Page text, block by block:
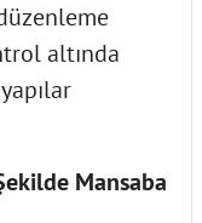
altında
Mansaba